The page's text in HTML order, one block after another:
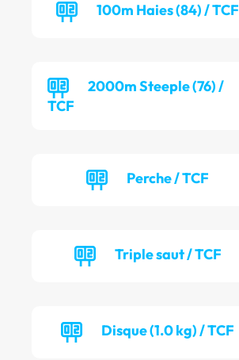
100m Haies (84) / TCF
2000m Steeple (76) /
TCF
Perche / TCF
Triple saut / TCF
Disque (1.0 kg) / TCF